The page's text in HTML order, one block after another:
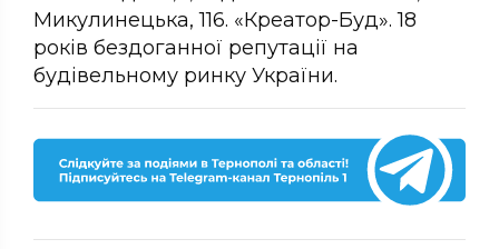
Микулинецька, 116. «Креатор-Буд». 18
років бездоганної репутації на
будівельному ринку України.